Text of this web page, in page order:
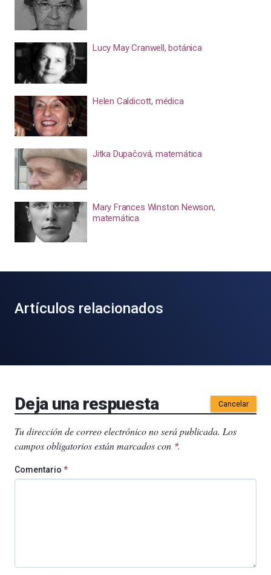
Lucy May Cranwell, botánica
Helen Caldicott, médica
Jitka Dupačová, matemática
Mary Frances Winston Newson,
matemática
Artículos relacionados
Deja una respuesta Cancelar
Tu dirección de correo electrónico no será publicada. Los
campos obligatorios están marcados con *.
Comentario *